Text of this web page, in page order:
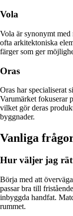
Vola
Vola är synonymt med
ofta arkitektoniska
färger som ger
Oras
Oras har specialiserat
Varumärket fokuserar
vilket gör deras
byggnader.
Vanliga
Hur väljer jag
Börja med att
passar bra till
inbyggda handfat.
rummet.